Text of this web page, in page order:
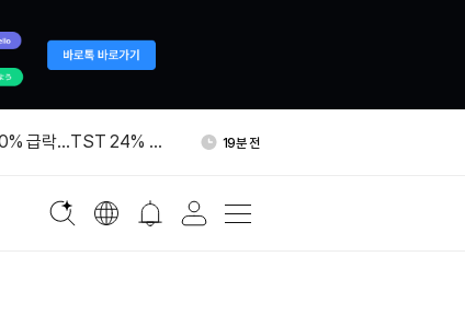
, 익명 지갑서 바이낸
급락…TST 24% 상
19분 전